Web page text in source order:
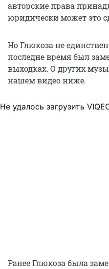
авторские права
юридически может это
Но Глюкоза не
последне время был
выходках. О других
нашем видео ниже.
Не удалось загрузить
Ранее Глюкоза была